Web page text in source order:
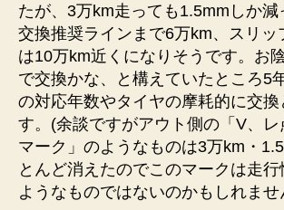
たが、3万km走っても1.5mmしか
交換推奨ラインまで6万km、スリッ
は10万km近くになりそうです。お
で交換かな、と構えていたところ5
の対応年数やタイヤの摩耗的に交
す。(余談ですがアウト側の「V、レ
マーク」のようなものは3万km・
とんど消えたのでこのマークは走
ようなものではないのかもしれませ